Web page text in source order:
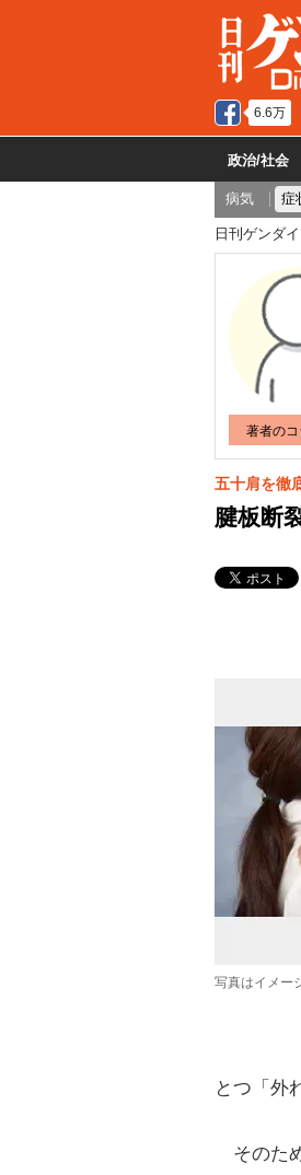
6.6万
政治/社会
病気 症
日刊ゲンダ
著者の
五十肩を徹
腱板断
写真はイメー
とつ「外
そのた